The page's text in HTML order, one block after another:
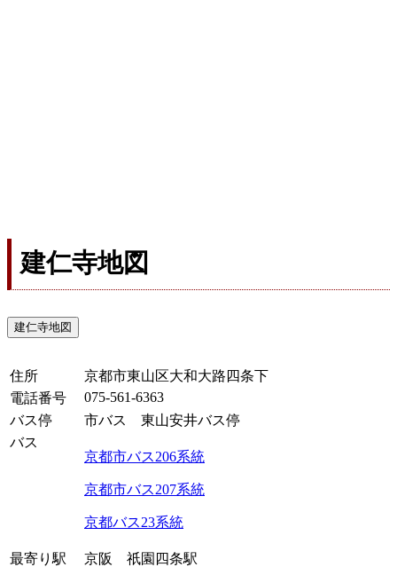
建仁寺地図
建仁寺地図
住所
京都市東山区大和大路四条下
電話番号
075-561-6363
バス停
市バス 東山安井バス停
バス
京都市バス206系統
京都市バス207系統
京都バス23系統
最寄り駅
京阪 祇園四条駅